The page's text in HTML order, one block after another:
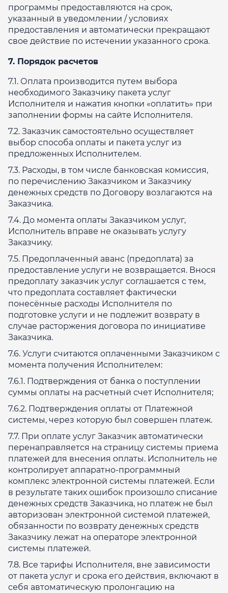
программы предоставляются на срок,
указанный в уведомлении / условиях
предоставления и автоматически прекращают
свое действие по истечении указанного срока.
7. Порядок расчетов
7.1. Оплата производится путем выбора
необходимого Заказчику пакета услуг
Исполнителя и нажатия кнопки «оплатить» при
заполнении формы на сайте Исполнителя.
7.2. Заказчик самостоятельно осуществляет
выбор способа оплаты и пакета услуг из
предложенных Исполнителем.
7.3. Расходы, в том числе банковская комиссия,
по перечислению Заказчиком и Заказчику
денежных средств по Договору возлагаются на
Заказчика.
7.4. До момента оплаты Заказчиком услуг,
Исполнитель вправе не оказывать услугу
Заказчику.
7.5. Предоплаченный аванс (предоплата) за
предоставление услуги не возвращается. Внося
предоплату заказчик услуг соглашается с тем,
что предоплата составляет фактически
понесённые расходы Исполнителя по
подготовке услуги и не подлежит возврату в
случае расторжения договора по инициативе
Заказчика.
7.6. Услуги считаются оплаченными Заказчиком с
момента получения Исполнителем:
7.6.1. Подтверждения от банка о поступлении
суммы оплаты на расчетный счет Исполнителя;
7.6.2. Подтверждения оплаты от Платежной
системы, через которую был совершен платеж.
7.7. При оплате услуг Заказчик автоматически
перенаправляется на страницу системы приема
платежей для внесения оплаты. Исполнитель не
контролирует аппаратно-программный
комплекс электронной системы платежей. Если
в результате таких ошибок произошло списание
денежных средств Заказчика, но платеж не был
авторизован электронной системой платежей,
обязанности по возврату денежных средств
Заказчику лежат на операторе электронной
системы платежей.
7.8. Все тарифы Исполнителя, вне зависимости
от пакета услуг и срока его действия, включают в
себя автоматическую пролонгацию на